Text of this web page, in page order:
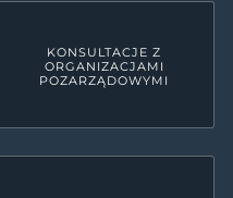
KONSULTACJE Z
ORGANIZACJAMI
POZARZĄDOWYMI